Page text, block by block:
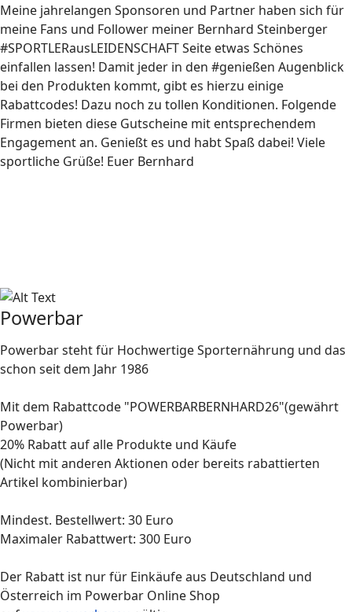
Meine jahrelangen Sponsoren und Partner haben sich für
meine Fans und Follower meiner Bernhard Steinberger
#SPORTLERausLEIDENSCHAFT Seite etwas Schönes
einfallen lassen! Damit jeder in den #genießen Augenblick
bei den Produkten kommt, gibt es hierzu einige
Rabattcodes! Dazu noch zu tollen Konditionen. Folgende
Firmen bieten diese Gutscheine mit entsprechendem
Engagement an. Genießt es und habt Spaß dabei! Viele
sportliche Grüße! Euer Bernhard
Powerbar
Powerbar steht für Hochwertige Sporternährung und das
schon seit dem Jahr 1986
Mit dem Rabattcode "POWERBARBERNHARD26"(gewährt
Powerbar)
20% Rabatt auf alle Produkte und Käufe
(Nicht mit anderen Aktionen oder bereits rabattierten
Artikel kombinierbar)
Mindest. Bestellwert: 30 Euro
Maximaler Rabattwert: 300 Euro
Der Rabatt ist nur für Einkäufe aus Deutschland und
Österreich im Powerbar Online Shop